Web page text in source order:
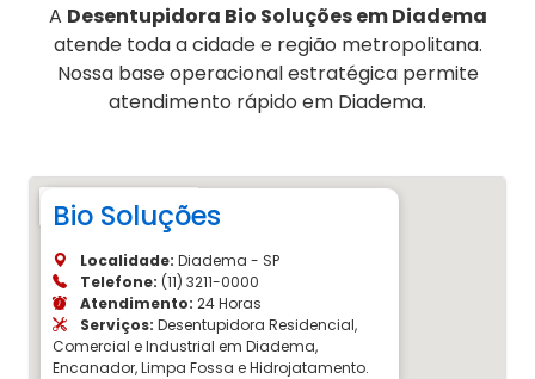
A Desentupidora Bio Soluções em Diadema
atende toda a cidade e região metropolitana.
Nossa base operacional estratégica permite
atendimento rápido em Diadema.
Bio Soluções
Localidade: Diadema - SP
Telefone: (11) 3211-0000
Atendimento: 24 Horas
Serviços: Desentupidora Residencial,
Comercial e Industrial em Diadema,
Encanador, Limpa Fossa e Hidrojatamento.